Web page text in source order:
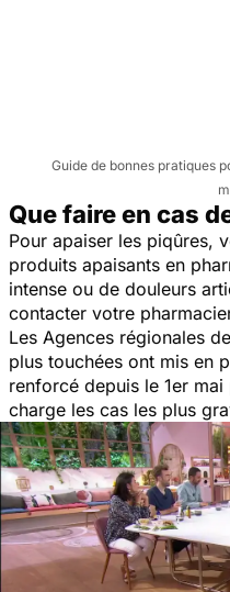
Guide de bonnes pratiques
Que faire en cas
Pour apaiser les piqûres,
produits apaisants en
intense ou de douleurs
contacter votre
Les Agences régionales
plus touchées ont mis en
renforcé depuis le 1er
charge les cas les plus